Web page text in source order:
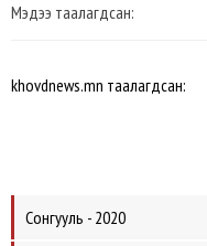
Мэдээ таалагдсан:
khovdnews.mn таалагдсан:
Сонгууль - 2020